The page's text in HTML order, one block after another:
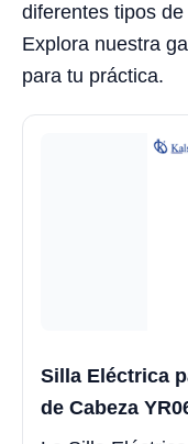
diferentes tipos
Explora nuestra
para tu práctica.
Silla Eléctrica
de Cabeza